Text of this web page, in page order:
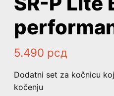
5.490 рсд
Dodatni set za kočnicu
kočenju